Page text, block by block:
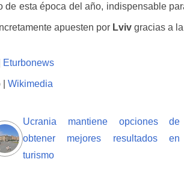
de esta época del año, indispensable
apuesten por Lviv gracias a
Eturbonews
Wikimedia
Ucrania mantiene opciones de
obtener mejores resultados en
turismo